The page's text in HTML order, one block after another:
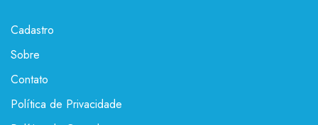
Cadastro
Sobre
Contato
Política de Privacidade